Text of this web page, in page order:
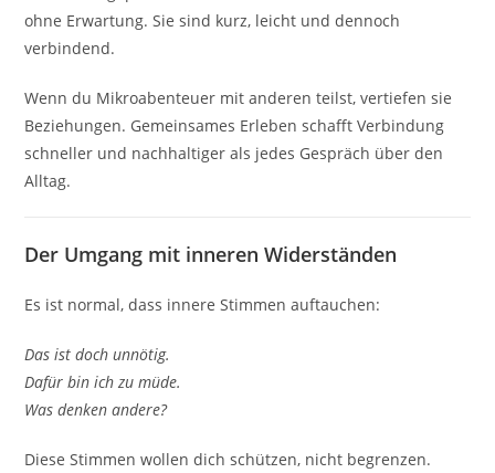
ohne Erwartung. Sie sind kurz, leicht und dennoch
verbindend.
Wenn du Mikroabenteuer mit anderen teilst, vertiefen sie
Beziehungen. Gemeinsames Erleben schafft Verbindung
schneller und nachhaltiger als jedes Gespräch über den
Alltag.
Der Umgang mit inneren Widerständen
Es ist normal, dass innere Stimmen auftauchen:
Das ist doch unnötig.
Dafür bin ich zu müde.
Was denken andere?
Diese Stimmen wollen dich schützen, nicht begrenzen.